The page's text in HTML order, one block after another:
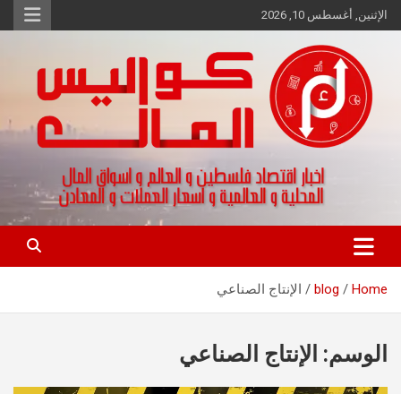
Skip
to
الإثنين, أغسطس 10, 2026
كواليس المال
اخبار اقتصاد فلسطين و العالم و تقارير اسواق المال و العملات
Home
blog الإنتاج الصناعي
الوسم: الإنتاج الصناعي